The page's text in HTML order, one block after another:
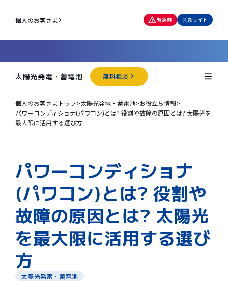
個人のお客さま 緊急時 会員サイト
太陽光発電・蓄電池 無料相談
個人のお客さまトップ>太陽光発電・蓄電池>お役立ち情報>
パワーコンディショナ(パワコン)とは? 役割や故障の原因とは? 太陽光を
最大限に活用する選び方
パワーコンディショナ
(パワコン)とは? 役割や
故障の原因とは? 太陽光
を最大限に活用する選び
方
太陽光発電・蓄電池